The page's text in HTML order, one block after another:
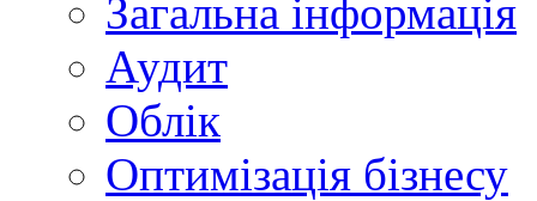
Загальна інформація
Аудит
Облік
Оптимізація бізнесу